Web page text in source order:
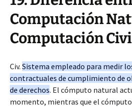
Computación
Computación
Civ. Sistema empleado para medir
contractuales de cumplimiento de
de derechos. El cómputo natural
momento, mientras que el